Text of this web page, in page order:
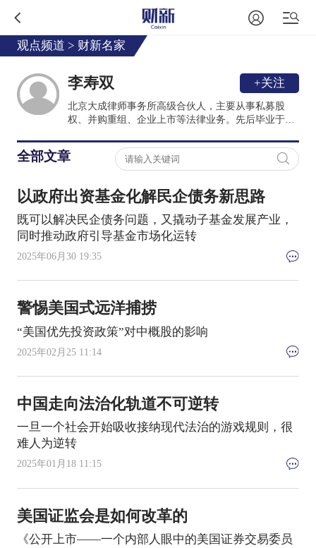
观点频道 > 财新名家
李寿双 +关注
北京大成律师事务所高级合伙人，主要从事私募股
权、并购重组、企业上市等法律业务。先后毕业于西
美国加州伯克利大学法学院。兼任全联城市基础设施
商会副会长、黄河财产保险股份有限公司独立董事、
隆基股份独立董事、中国保险资管协会私募基金及股
权投资计划评审专家等。先后获得北京市优秀律师、
入选司法部千名涉外律师人才库。
全部文章
以政府出资基金化解民企债务新思路
既可以解决民企债务问题，又撬动子基金发展产业，
同时推动政府引导基金市场化运转
2025年06月30 19:35
警惕美国式远洋捕捞
“美国优先投资政策”对中概股的影响
2025年02月25 11:14
中国走向法治化轨道不可逆转
一旦一个社会开始吸收接纳现代法治的游戏规则，很
难人为逆转
2025年01月18 11:15
美国证监会是如何改革的
《公开上市——一个内部人眼中的美国证券交易委员